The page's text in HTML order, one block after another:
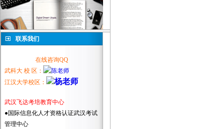
联系我们
在线咨询QQ
武科大 校 区：
江汉大学校区：
武汉飞达考培教育中心
●国际信息化人才资格认证武汉考试
管理中心